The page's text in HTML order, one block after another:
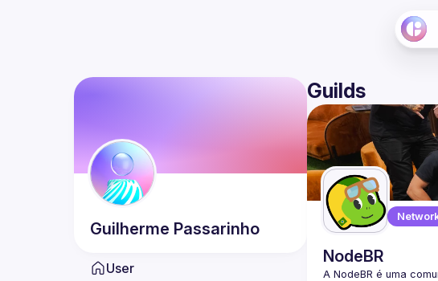
Guilherme Passarinho
User
Guilds
NodeBR
A NodeBR é uma